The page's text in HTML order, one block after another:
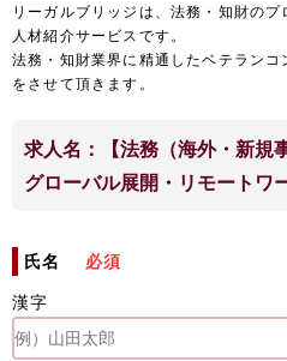
リーガルブリッジは、法務・知財の
人材紹介サービスです。
法務・知財業界に精通したベテラン
をさせて頂きます。
求人名：【法務（海外・新規
グローバル展開・リモート
氏名
必須
漢字